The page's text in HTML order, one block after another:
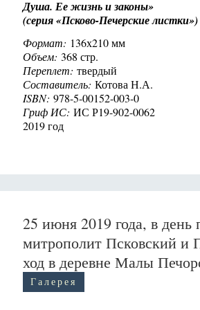
Душа. Ее жизнь и законы»
(серия «Псково-Печерские листки»)
Формат: 136х210 мм
Объем: 368 стр.
Переплет: твердый
Составитель: Котова Н.А.
ISBN: 978-5-00152-003-0
Гриф ИС: ИС Р19-902-0062
2019 год
25 июня 2019 года, в
митрополит Псковский и
ход в деревне Малы
Галерея